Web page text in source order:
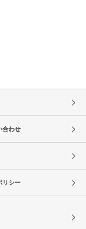
合わせ
リシー